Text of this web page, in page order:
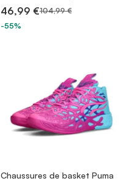
46,99 €104,99 €
-55%
Chaussures de basket Puma